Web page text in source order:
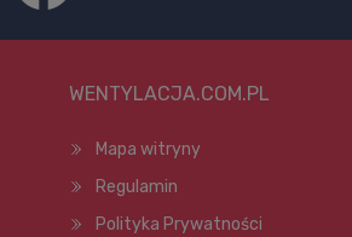
WENTYLACJA.COM.PL
Mapa witryny
Regulamin
Polityka Prywatności